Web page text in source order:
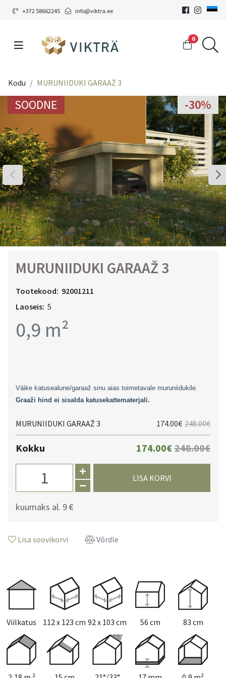
+372 58662245 info@viktra.ee
0
Kodu MURUNIIDUKI GARAAŽ 3
SOODNE -30%
MURUNIIDUKI GARAAŽ 3
Tootekood: 92001211
Laoseis: 5
0,9 m²
Väike katusealune/garaaž sinu aias toimetavale muruniidukile.
Graaži hind ei sisalda katusekattematerjali.
MURUNIIDUKI GARAAŽ 3 248.00€
174.00€
Kokku 174.00€ 248.00€
LISA KORVI
kuumaks al. 9 €
Lisa soovikorvi Võrdle
Viilkatus 112 x 123 cm 92 x 103 cm 56 cm 83 cm